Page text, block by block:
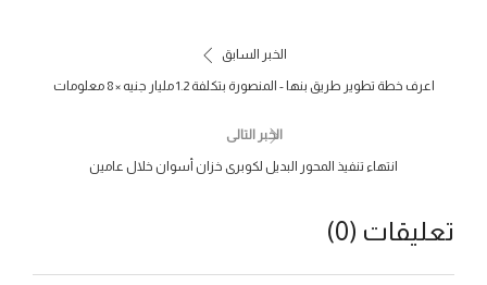
الخبر السابق
اعرف خطة تطوير طريق بنها - المنصورة بتكلفة 1.2 مليار جنيه × 8 معلومات
الخبر التالى
انتهاء تنفيذ المحور البديل لكوبرى خزان أسوان خلال عامين
تعليقات (0)